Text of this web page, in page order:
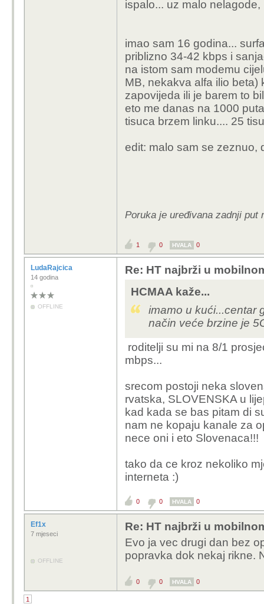
ispalo... uz malo
imao sam 16 godina...
priblizno 34-42 kbps i
na istom sam modemu
MB, nekakva alfa ilio
zapovijeda ili je barem to
eto me danas na 1000
tisuca brzem linku.... 25
edit: malo sam se zeznuo,
Poruka je uređivana zadnji put
1 0 HVALA 0
LudaRajcica
14 godina
OFFLINE
Re: HT najbrži u
HCMAA kaže...
imamo u kući...centar
način veće brzine je
roditelji su mi na 8/1
mbps...
srecom postoji neka
rvatska, SLOVENSKA u
kad kada se bas pitam di
nam ne kopaju kanale za
nece oni i eto Slovenaca!!!
tako da ce kroz nekoliko
interneta :)
0 0 HVALA 0
Ef1x
7 mjeseci
OFFLINE
Re: HT najbrži u
Evo ja vec drugi dan bez
popravka dok nekaj rikne.
0 0 HVALA 0
1